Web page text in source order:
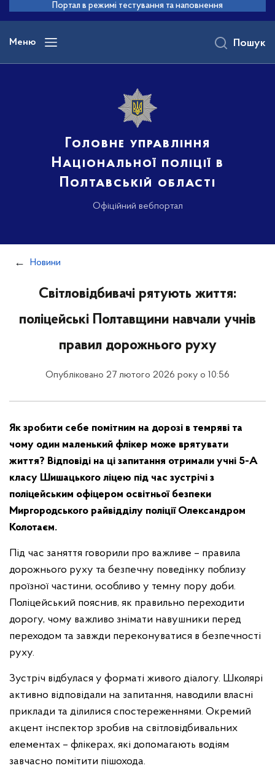
основного
вмісту
Портал в режимі тестування та наповнення
Меню
Головне управління
Національної поліції в
Полтавській області
Офіційний вебпортал
Пошук
Новини
Світловідбивачі рятують життя:
поліцейські Полтавщини навчали учнів
правил дорожнього руху
Опубліковано 27 лютого 2026 року о 10:56
Як зробити себе помітним на дорозі в темряві та
чому один маленький флікер може врятувати
життя? Відповіді на ці запитання отримали учні 5-А
класу Шишацького ліцею під час зустрічі з
поліцейським офіцером освітньої безпеки
Миргородського райвідділу поліції Олександром
Колотаєм.
Під час заняття говорили про важливе – правила
дорожнього руху та безпечну поведінку поблизу
проїзної частини, особливо у темну пору доби.
Поліцейський пояснив, як правильно переходити
дорогу, чому важливо знімати навушники перед
переходом та завжди переконуватися в безпечності
руху.
Зустріч відбулася у форматі живого діалогу. Школярі
активно відповідали на запитання, наводили власні
приклади та ділилися спостереженнями. Окремий
акцент інспектор зробив на світловідбивальних
елементах – флікерах, які допомагають водіям
завчасно помітити пішохода.